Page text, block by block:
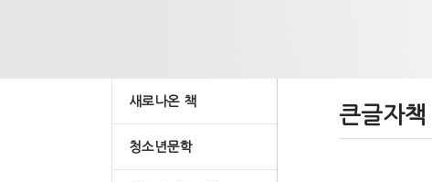
새로나온 책
청소년문학
큰글자책